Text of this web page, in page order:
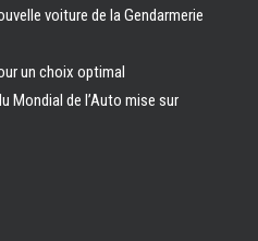
voiture de la Gendarmerie
un choix optimal
Mondial de l’Auto mise sur